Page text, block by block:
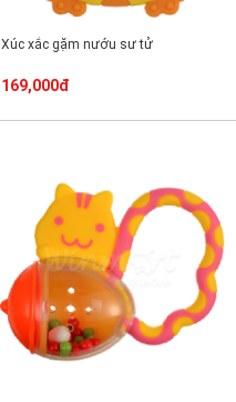
Xúc xắc gặm nướu sư tử
169,000đ